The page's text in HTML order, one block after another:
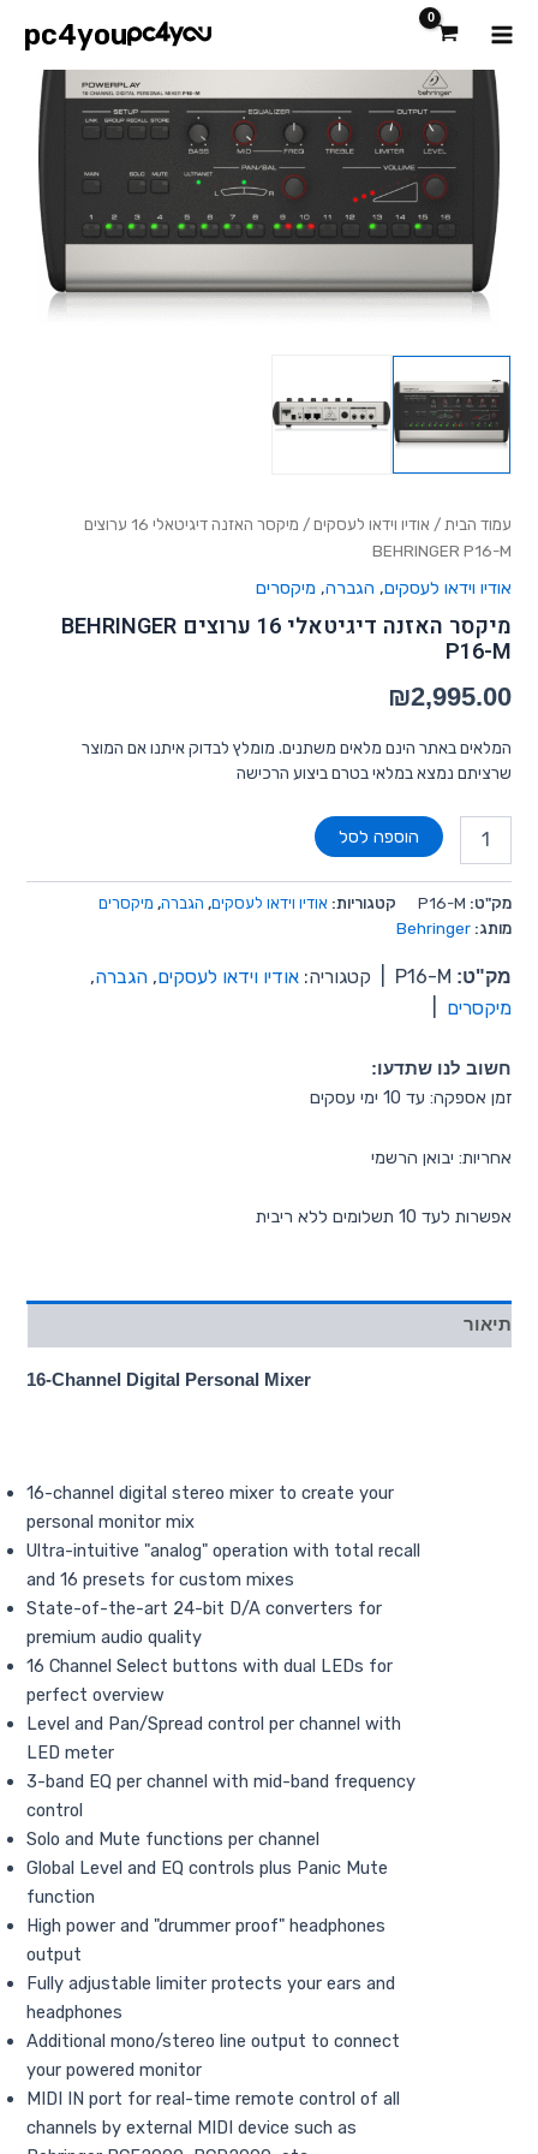
לתוכן
Main
Menu
pc4you
עמוד הבית / אודיו וידאו לעסקים
/ מיקסר האזנה דיגיטאלי 16 ערוצים
BEHRINGER P16-M
אודיו וידאו לעסקים, הגברה, מיקסרים
מיקסר האזנה דיגיטאלי 16 ערוצים BEHRINGER
P16-M
₪2,995.00
המלאים באתר הינם מלאים משתנים. מומלץ לבדוק איתנו אם המוצר
שרציתם נמצא במלאי בטרם ביצוע הרכישה
כמות
של
מיקסר
האזנה
דיגיטאלי
ערוצים
BEHRINGER
P16-
הוספה לסל
מק"ט: P16-M קטגוריות: אודיו וידאו לעסקים, הגברה, מיקסרים
מותג:Behringer
מק"ט: קטגוריה:אודיו וידאו לעסקים,הגברה,
מיקסרים
חשוב לנו שתדעו:
זמן אספקה: עד 10 ימי עסקים
אחריות: יבואן הרשמי
אפשרות לעד 10 תשלומים ללא ריבית
תיאור
16-Channel Digital Personal Mixer
16-channel digital stereo mixer to create your
personal monitor mix
Ultra-intuitive "analog" operation with total recall
and 16 presets for custom mixes
State-of-the-art 24-bit D/A converters for
premium audio quality
16 Channel Select buttons with dual LEDs for
perfect overview
Level and Pan/Spread control per channel with
LED meter
3-band EQ per channel with mid-band frequency
control
Solo and Mute functions per channel
Global Level and EQ controls plus Panic Mute
function
High power and "drummer proof" headphones
output
Fully adjustable limiter protects your ears and
headphones
Additional mono/stereo line output to connect
your powered monitor
MIDI IN port for real-time remote control of all
channels by external MIDI device such as